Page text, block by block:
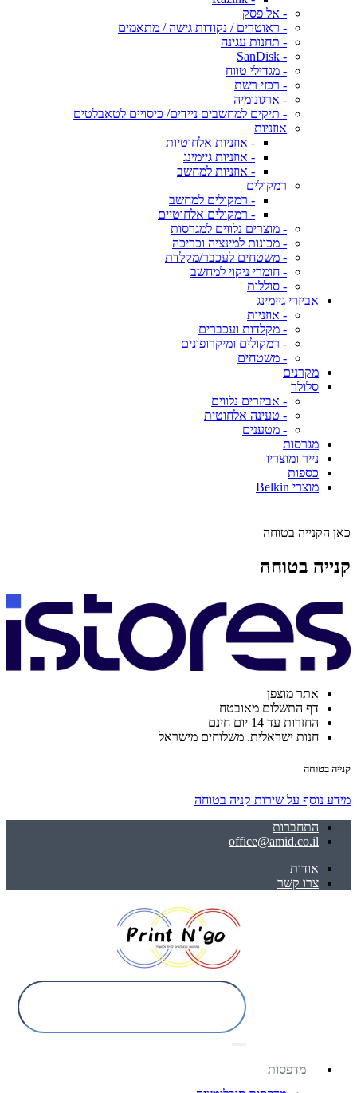
- אל פסק
- ראוטרים / נקודות גישה / מתאמים
- תחנות עגינה
- SanDisk
- מגדילי טווח
- רכזי רשת
- ארגונומיה
- תיקים למחשבים ניידים/ כיסויים לטאבלטים
אוזניות
- אוזניות אלחוטיות
- אוזניות גיימינג
- אוזניות למחשב
רמקולים
- רמקולים למחשב
- רמקולים אלחוטיים
- מוצרים נלווים למגרסות
- מכונות למינציה וכריכה
- משטחים לעכבר/מקלדת
- חומרי ניקוי למחשב
- סוללות
אביזרי גיימינג
- אוזניות
- מקלדות ועכברים
- רמקולים ומיקרופונים
- משטחים
מקרנים
סלולר
- אביזרים נלווים
- טעינה אלחוטית
- מטענים
מגרסות
נייר ומוצריו
כספות
מוצרי Belkin
כאן הקנייה בטוחה
קנייה בטוחה
אתר מוצפן
דף התשלום מאובטח
החזרות עד 14 יום חינם
חנות ישראלית. משלוחים מישראל
קנייה בטוחה
מידע נוסף על שירות קניה בטוחה
התחברות
office@amid.co.il
אודות
צרו קשר
מדפסות